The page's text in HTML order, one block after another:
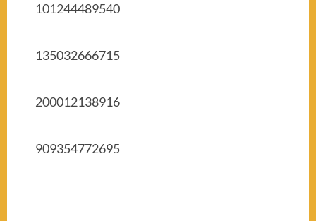
101244489540
135032666715
200012138916
909354772695